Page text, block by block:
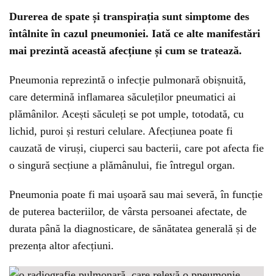
Durerea de spate și transpirația sunt simptome des
întâlnite în cazul pneumoniei. Iată ce alte manifestări
mai prezintă această afecțiune și cum se tratează.
Pneumonia reprezintă o infecție pulmonară obișnuită,
care determină inflamarea săculeților pneumatici ai
plămânilor. Acești săculeți se pot umple, totodată, cu
lichid, puroi și resturi celulare. Afecțiunea poate fi
cauzată de viruși, ciuperci sau bacterii, care pot afecta fie
o singură secțiune a plămânului, fie întregul organ.
Pneumonia poate fi mai ușoară sau mai severă, în funcție
de puterea bacteriilor, de vârsta persoanei afectate, de
durata până la diagnosticare, de sănătatea generală și de
prezența altor afecțiuni.